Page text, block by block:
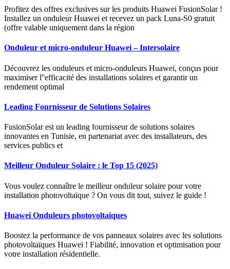
Profitez des offres exclusives sur les produits Huawei FusionSolar !
Installez un onduleur Huawei et recevez un pack Luna-S0 gratuit
(offre valable uniquement dans la région
Onduleur et micro-onduleur Huawei – Intersolaire
Découvrez les onduleurs et micro-onduleurs Huawei, conçus pour
maximiser l''efficacité des installations solaires et garantir un
rendement optimal
Leading Fournisseur de Solutions Solaires
FusionSolar est un leading fournisseur de solutions solaires
innovantes en Tunisie, en partenariat avec des installateurs, des
services publics et
Meilleur Onduleur Solaire : le Top 15 (2025)
Vous voulez connaître le meilleur onduleur solaire pour votre
installation photovoltaïque ? On vous dit tout, suivez le guide !
Huawei Onduleurs photovoltaïques
Boostez la performance de vos panneaux solaires avec les solutions
photovoltaïques Huawei ! Fiabilité, innovation et optimisation pour
votre installation résidentielle.